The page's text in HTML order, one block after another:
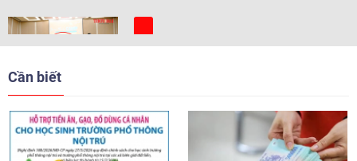
[Video] Trẻ em Đông Á cùng kiến tạo
[Video] Âm nhạc flamenco gắn kết văn
Cần biết